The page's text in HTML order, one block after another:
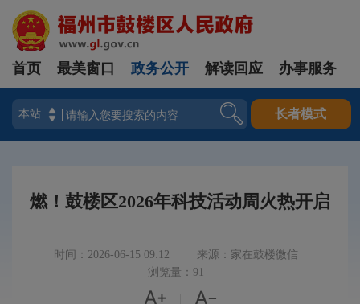
登录
首页 最美窗口 政务公开 解读回应 办事服务
长者模式
燃！鼓楼区2026年科技活动周火热开启
时间：2026-06-15 09:12
来源：家在鼓楼微信
浏览量：91
 